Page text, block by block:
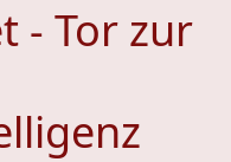
- Tor zur